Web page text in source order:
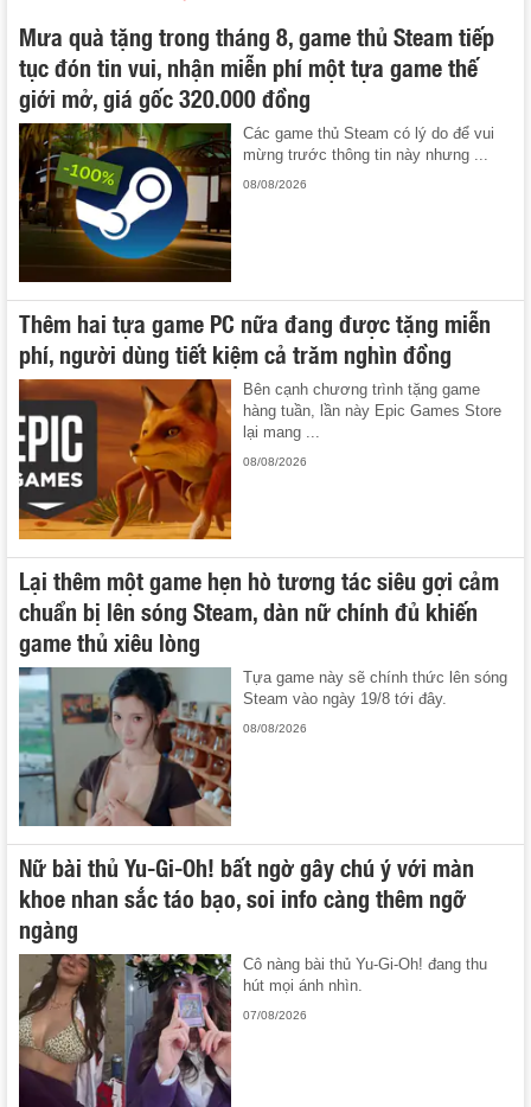
Mưa quà tặng trong tháng 8, game thủ Steam tiếp
tục đón tin vui, nhận miễn phí một tựa game thế
giới mở, giá gốc 320.000 đồng
Các game thủ Steam có lý do để vui
mừng trước thông tin này nhưng ...
08/08/2026
Thêm hai tựa game PC nữa đang được tặng miễn
phí, người dùng tiết kiệm cả trăm nghìn đồng
Bên cạnh chương trình tặng game
hàng tuần, lần này Epic Games Store
lại mang ...
08/08/2026
Lại thêm một game hẹn hò tương tác siêu gợi cảm
chuẩn bị lên sóng Steam, dàn nữ chính đủ khiến
game thủ xiêu lòng
Tựa game này sẽ chính thức lên sóng
Steam vào ngày 19/8 tới đây.
08/08/2026
Nữ bài thủ Yu-Gi-Oh! bất ngờ gây chú ý với màn
khoe nhan sắc táo bạo, soi info càng thêm ngỡ
ngàng
Cô nàng bài thủ Yu-Gi-Oh! đang thu
hút mọi ánh nhìn.
07/08/2026